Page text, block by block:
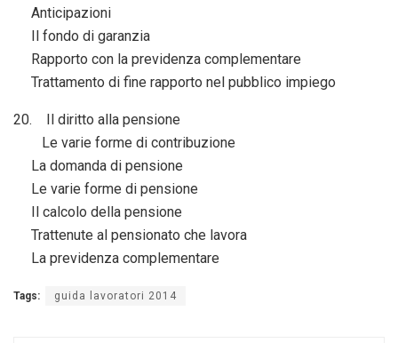
Anticipazioni
Il fondo di garanzia
Rapporto con la previdenza complementare
Trattamento di fine rapporto nel pubblico impiego
20. Il diritto alla pensione
Le varie forme di contribuzione
La domanda di pensione
Le varie forme di pensione
Il calcolo della pensione
Trattenute al pensionato che lavora
La previdenza complementare
Tags: guida lavoratori 2014